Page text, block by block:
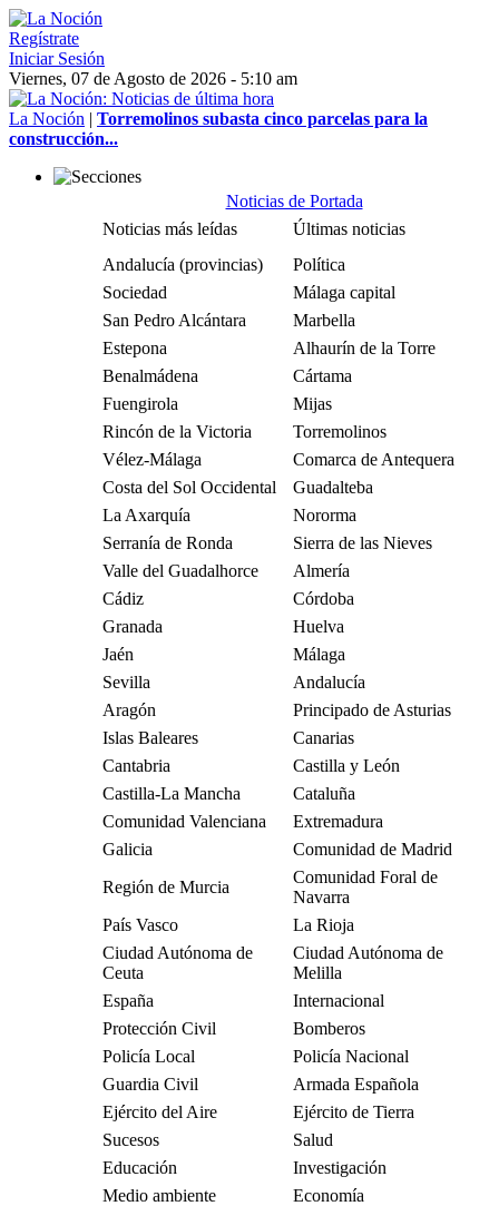
Regístrate
Iniciar Sesión
Viernes, 07 de Agosto de 2026 - 5:10 am
La Noción | Torremolinos subasta cinco parcelas para la
construcción...
Noticias de Portada
Noticias más leídas
Últimas noticias
Andalucía (provincias)
Política
Sociedad
Málaga capital
San Pedro Alcántara
Marbella
Estepona
Alhaurín de la Torre
Benalmádena
Cártama
Fuengirola
Mijas
Rincón de la Victoria
Torremolinos
Vélez-Málaga
Comarca de Antequera
Costa del Sol Occidental
Guadalteba
La Axarquía
Nororma
Serranía de Ronda
Sierra de las Nieves
Valle del Guadalhorce
Almería
Cádiz
Córdoba
Granada
Huelva
Jaén
Málaga
Sevilla
Andalucía
Aragón
Principado de Asturias
Islas Baleares
Canarias
Cantabria
Castilla y León
Castilla-La Mancha
Cataluña
Comunidad Valenciana
Extremadura
Galicia
Comunidad de Madrid
Región de Murcia
Comunidad Foral de
Navarra
País Vasco
La Rioja
Ciudad Autónoma de
Ceuta
Ciudad Autónoma de
Melilla
España
Internacional
Protección Civil
Bomberos
Policía Local
Policía Nacional
Guardia Civil
Armada Española
Ejército del Aire
Ejército de Tierra
Sucesos
Salud
Educación
Investigación
Medio ambiente
Economía